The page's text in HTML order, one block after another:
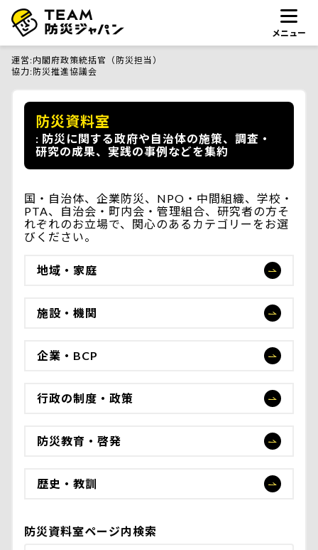
メニュー
運営 内閣府政策統括官（防災担当）
協力 防災推進協議会
防災資料室
防災に関する政府や自治体の施策、調査・
研究の成果、実践の事例などを集約
国・自治体、企業防災、NPO・中間組織、学校・
PTA、自治会・町内会・管理組合、研究者の方そ
れぞれのお立場で、関心のあるカテゴリーをお選
びください。
地域・家庭
施設・機関
企業・BCP
行政の制度・政策
防災教育・啓発
歴史・教訓
防災資料室ページ内検索